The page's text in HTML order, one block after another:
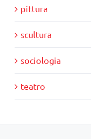
pittura
scultura
sociologia
teatro